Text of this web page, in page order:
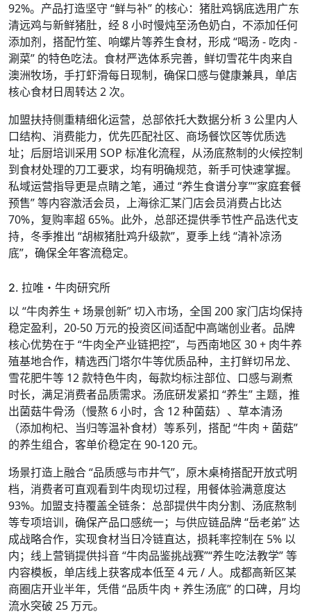
92%。产品打造坚守 “鲜与补” 的核心：猪肚鸡锅底选用广东
清远鸡与新鲜猪肚，经 8 小时慢炖至汤色奶白，不添加任何
添加剂，搭配竹笙、响螺片等养生食材，形成 “喝汤 - 吃肉 -
涮菜” 的特色吃法。食材严选体系完善，鲜切雪花牛肉来自
澳洲牧场，手打虾滑每日现制，确保口感与健康兼具，单店
核心食材日周转达 2 次。
加盟扶持侧重精细化运营，总部依托大数据分析 3 公里内人
口结构、消费能力，优先匹配社区、商场餐饮区等优质选
址；后厨培训采用 SOP 标准化流程，从汤底熬制的火候控制
到食材处理的刀工要求，均有明确规范，新手可快速掌握。
私域运营指导更是点睛之笔，通过 “养生食谱分享”“家庭套餐
预售” 等内容激活会员，上海徐汇某门店会员消费占比达
70%，复购率超 65%。此外，总部还提供季节性产品迭代支
持，冬季推出 “胡椒猪肚鸡升级款”，夏季上线 “清补凉汤
底”，确保全年客流稳定。
2. 拉唯・牛肉研究所
以 “牛肉养生 + 场景创新” 切入市场，全国 200 家门店均保持
稳定盈利，20-50 万元的投资区间适配中高端创业者。品牌
核心优势在于 “牛肉全产业链把控”，与西南地区 30 + 肉牛养
殖基地合作，精选西门塔尔牛等优质品种，主打鲜切吊龙、
雪花肥牛等 12 款特色牛肉，每款均标注部位、口感与涮煮
时长，满足消费者品质需求。汤底研发紧扣 “养生” 主题，推
出菌菇牛骨汤（慢熬 6 小时，含 12 种菌菇）、草本清汤
（添加枸杞、当归等温补食材）等系列，搭配 “牛肉 + 菌菇”
的养生组合，客单价稳定在 90-120 元。
场景打造上融合 “品质感与市井气”，原木桌椅搭配开放式明
档，消费者可直观看到牛肉现切过程，用餐体验满意度达
93%。加盟支持覆盖全链条：总部提供牛肉分割、汤底熬制
等专项培训，确保产品口感统一；与供应链品牌 “岳老弟” 达
成战略合作，实现食材当日冷链直达，损耗率控制在 5% 以
内；线上营销提供抖音 “牛肉品鉴挑战赛”“养生吃法教学” 等
内容模板，单店线上获客成本低至 4 元 / 人。成都高新区某
商圈店开业半年，凭借 “品质牛肉 + 养生汤底” 的口碑，月均
流水突破 25 万元。